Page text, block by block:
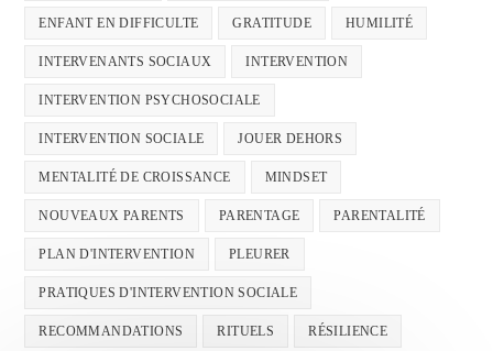
ENFANT EN DIFFICULTE GRATITUDE HUMILITÉ
INTERVENANTS SOCIAUX INTERVENTION
INTERVENTION PSYCHOSOCIALE
INTERVENTION SOCIALE JOUER DEHORS
MENTALITÉ DE CROISSANCE MINDSET
NOUVEAUX PARENTS PARENTAGE PARENTALITÉ
PLAN D'INTERVENTION PLEURER
PRATIQUES D'INTERVENTION SOCIALE
RECOMMANDATIONS RITUELS RÉSILIENCE